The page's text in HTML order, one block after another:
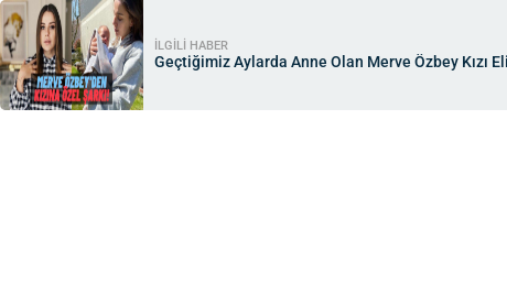
İLGİLİ HABER
Geçtiğimiz Aylarda Anne Olan Merve Özbey Kızı